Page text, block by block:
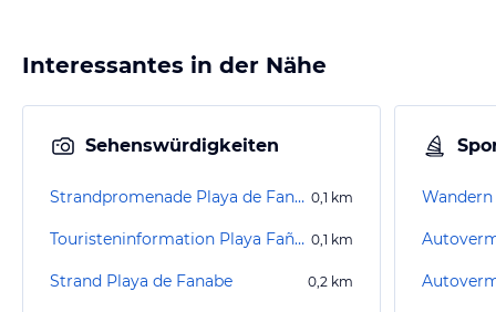
Interessantes in der Nähe
Sehenswürdigkeiten
Strandpromenade Playa de Fanabe 0,1 km
Touristeninformation Playa Fañabé 0,1 km
Strand Playa de Fanabe 0,2 km